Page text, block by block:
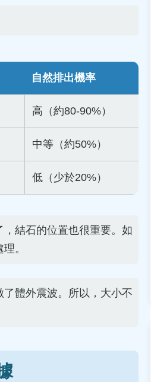
自然排出機率
高（約80-90%）
中等（約50%）
低（少於20%）
結石的位置也很重要。如
。
體外震波。所以，大小不